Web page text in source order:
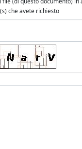
che avete richiesto